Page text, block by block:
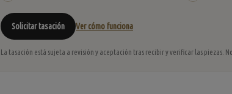
Solicitar tasación Ver cómo funciona
La tasación está sujeta a revisión y aceptación tras recibir y verificar las piezas.